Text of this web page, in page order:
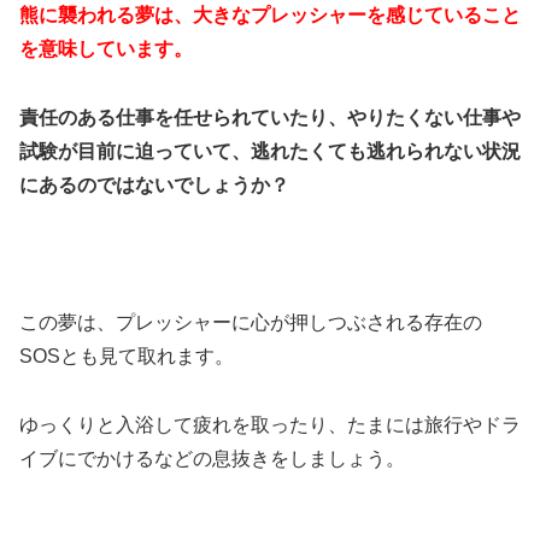
熊に襲われる夢は、大きなプレッシャーを感じていること
を意味しています。
責任のある仕事を任せられていたり、やりたくない仕事や
試験が目前に迫っていて、逃れたくても逃れられない状況
にあるのではないでしょうか？
この夢は、プレッシャーに心が押しつぶされる存在の
SOSとも見て取れます。
ゆっくりと入浴して疲れを取ったり、たまには旅行やドラ
イブにでかけるなどの息抜きをしましょう。